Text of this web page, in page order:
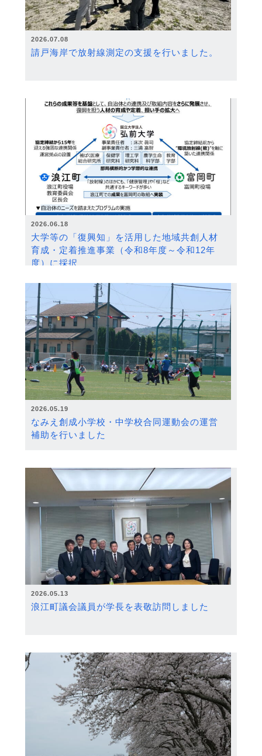
2026.07.08
請戸海岸で放射線測定の支援を行いました。
2026.06.18
大学等の「復興知」を活用した地域共創人材
育成・定着推進事業（令和8年度～令和12年
度）に採択
2026.05.19
なみえ創成小学校・中学校合同運動会の運営
補助を行いました
2026.05.13
浪江町議会議員が学長を表敬訪問しました